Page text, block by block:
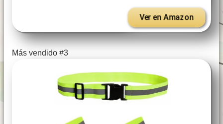
Ver en Amazon
Más vendido #3